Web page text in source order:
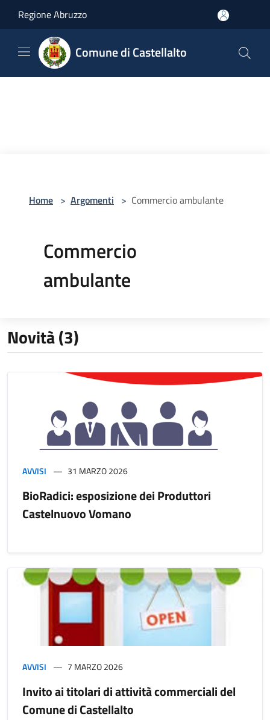
Regione Abruzzo
Comune di Castellalto
Home > Argomenti > Commercio ambulante
Commercio
ambulante
Novità (3)
AVVISI 31 MARZO 2026
BioRadici: esposizione dei Produttori
Castelnuovo Vomano
AVVISI 7 MARZO 2026
Invito ai titolari di attività commerciali del
Comune di Castellalto